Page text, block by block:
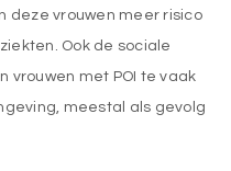
deze vrouwen meer risico
Ook de sociale
vrouwen met POI te vaak
meestal als gevolg